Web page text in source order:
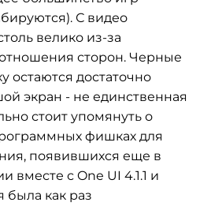
С видео
велико из-за
сторон. Черные
остаются достаточно
экран - не единственная
стоит упомянуть о
фишках для
появившихся еще в
вместе с One UI 4.1.1 и
была как раз